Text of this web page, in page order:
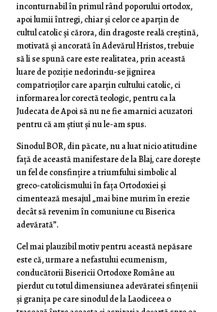
inconturnabil în primul rând poporului ortodox,
apoi lumii întregi, chiar și celor ce aparțin de
cultul catolic și cărora, din dragoste reală creștină,
motivată și ancorată în Adevărul Hristos, trebuie
să li se spună care este realitatea, prin această
luare de poziție nedorindu-se jignirea
compatrioților care aparțin cultului catolic, ci
informarea lor corectă teologic, pentru ca la
Judecata de Apoi să nu ne fie amarnici acuzatori
pentru că am știut și nu le-am spus.
Sinodul BOR, din păcate, nu a luat nicio atitudine
față de această manifestare de la Blaj, care dorește
un fel de consfințire a triumfului simbolic al
greco-catolicismului în fața Ortodoxiei și
cimentează mesajul „mai bine murim în erezie
decât să revenim în comuniune cu Biserica
adevărată”.
Cel mai plauzibil motiv pentru această nepăsare
este că, urmare a nefastului ecumenism,
conducătorii Bisericii Ortodoxe Române au
pierdut cu totul dimensiunea adevăratei sfințenii
și granița pe care sinodul de la Laodiceea o